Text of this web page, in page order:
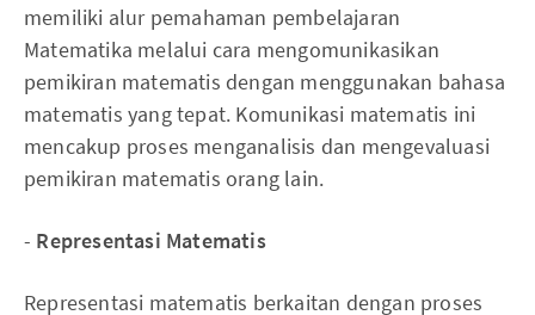
memiliki alur pemahaman pembelajaran
Matematika melalui cara mengomunikasikan
pemikiran matematis dengan menggunakan bahasa
matematis yang tepat. Komunikasi matematis ini
mencakup proses menganalisis dan mengevaluasi
pemikiran matematis orang lain.
- Representasi Matematis
Representasi matematis berkaitan dengan proses